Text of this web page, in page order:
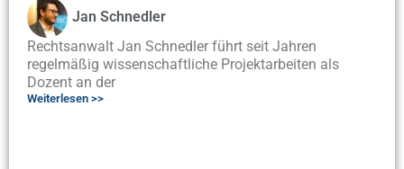
Jan Schnedler
Rechtsanwalt Jan Schnedler führt seit Jahren
regelmäßig wissenschaftliche Projektarbeiten als
Dozent an der
Weiterlesen >>